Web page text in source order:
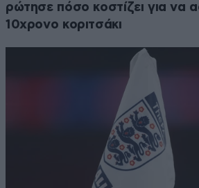
ρώτησε πόσο κοστίζει για να
10χρονο κοριτσάκι